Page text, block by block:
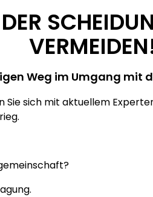
Weg im Umgang mit
Sie sich mit aktuellem